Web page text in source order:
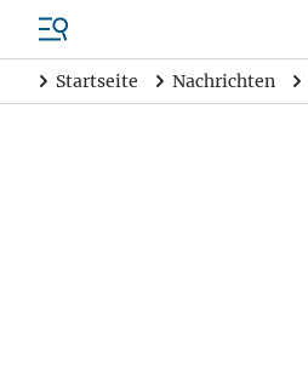
Startseite Nachrichten